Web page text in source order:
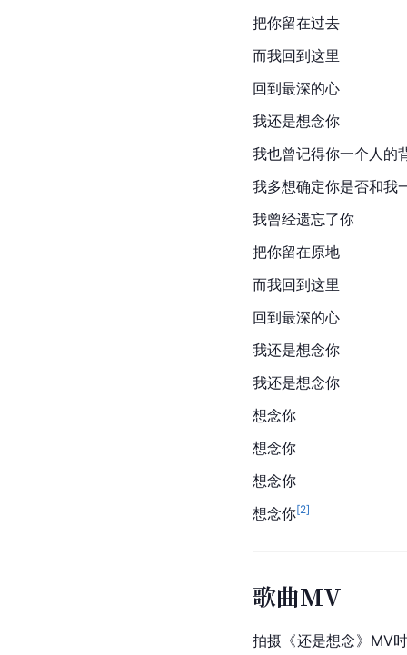
把你留在过去
而我回到这里
回到最深的心
我还是想念你
我也曾记得你一个人的
我多想确定你是否和我
我曾经遗忘了你
把你留在原地
而我回到这里
回到最深的心
我还是想念你
我还是想念你
想念你
想念你
想念你
想念你[2]
歌曲MV
拍摄《还是想念》MV